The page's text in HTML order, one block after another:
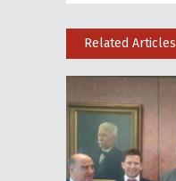
Related Articles